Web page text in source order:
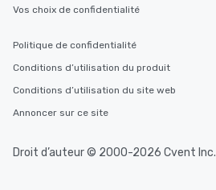
Vos choix de confidentialité
Politique de confidentialité
Conditions d’utilisation du produit
Conditions d’utilisation du site web
Annoncer sur ce site
Droit d’auteur © 2000-2026 Cvent Inc.